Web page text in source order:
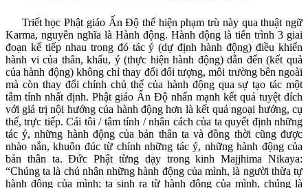
Triết học Phật giáo Ấn Độ thể hiện phạm trù này qua thuật ngữ
Karma, nguyên nghĩa là Hành động. Hành động là tiến trình 3 giai
đoạn kế tiếp nhau trong đó tác ý (dự định hành động) điều khiển
hành vi của thân, khẩu, ý (thực hiện hành động) dẫn đến (kết quả
của hành động) không chỉ thay đổi đối tượng, môi trường bên ngoài
mà còn thay đổi chính chủ thể của hành động qua sự tạo tác một
tâm tính nhất định. Phật giáo Ấn Độ nhấn mạnh kết quả tuyệt đích
với giá trị nội hướng của hành động hơn là kết quả ngoại hướng, cụ
thể, trực tiếp. Cái tôi / tâm tính / nhân cách của ta quyết định những
tác ý, những hành động của bản thân ta và đồng thời cũng được
nhào nắn, khuôn đúc từ chính những tác ý, những hành động của
bản thân ta. Đức Phật từng dạy trong kinh Majjhima Nikaya:
“Chúng ta là chủ nhân những hành động của mình, là người thừa tự
hành động của mình; ta sinh ra từ hành động của mình, chúng là